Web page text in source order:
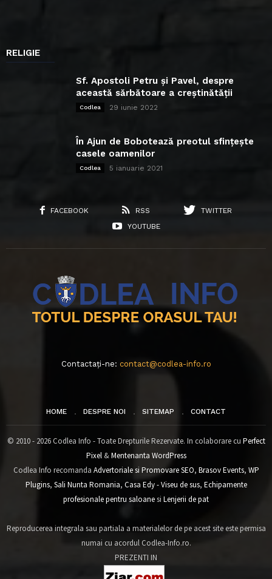
RELIGIE
Sf. Apostoli Petru și Pavel, despre
această sărbătoare a creștinătății
Codlea 29 iunie 2022
În Ajun de Bobotează preotul sfințește
casele oamenilor
Codlea 5 ianuarie 2021
FACEBOOK RSS
TWITTER
YOUTUBE
Contactați-ne: contact@codlea-info.ro
HOME DESPRE NOI SITEMAP CONTACT
© 2010 - 2026 Codlea Info - Toate Drepturile Rezervate. In colaborare cu Perfect
Pixel&Mentenanta WordPress
Codlea Info recomanda Advertoriale si Promovare SEO, Brasov Events, WP
Plugins, Sali Nunta Romania, Casa Edy - Viseu de sus, Echipamente
profesionale pentru saloanesi Lenjerii de pat
Reproducerea integrala sau partiala a materialelor de pe acest site este permisa
numai cu acordul Codlea-Info.ro.
PREZENTI IN